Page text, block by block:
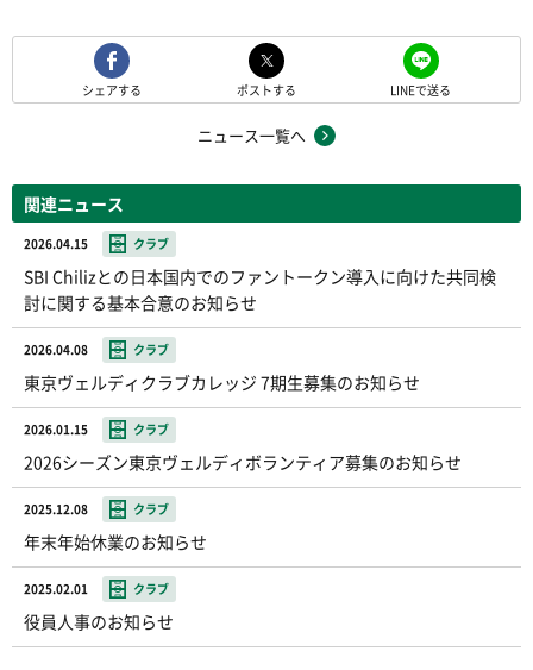
シェアする ポストする LINEで送る
ニュース一覧へ
関連ニュース
2026.04.15 クラブ
SBI Chilizとの日本国内でのファントークン導入に向けた共同検
討に関する基本合意のお知らせ
2026.04.08 クラブ
東京ヴェルディクラブカレッジ 7期生募集のお知らせ
2026.01.15 クラブ
2026シーズン東京ヴェルディボランティア募集のお知らせ
2025.12.08 クラブ
年末年始休業のお知らせ
2025.02.01 クラブ
役員人事のお知らせ